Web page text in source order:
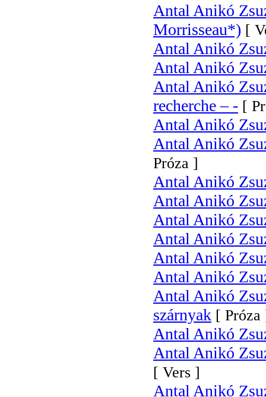
Antal Anikó
Morrisseau*) [
Antal Anikó
Antal Anikó
Antal Anikó
recherche – - [
Antal Anikó
Antal Anikó
Próza ]
Antal Anikó
Antal Anikó
Antal Anikó
Antal Anikó
Antal Anikó
Antal Anikó
Antal Anikó
szárnyak [ Próza
Antal Anikó
Antal Anikó
[ Vers ]
Antal Anikó